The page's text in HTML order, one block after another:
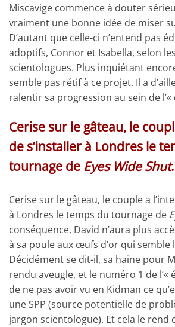
Miscavige commence à douter
vraiment une bonne idée de miser
D’autant que celle-ci n’entend pas
adoptifs, Connor et Isabella, selon
scientologues. Plus inquiétant
semble pas rétif à ce projet. Il a
ralentir sa progression au sein de l’«
Cerise sur le gâteau, le
de s’installer à Londres le
tournage de Eyes Wide Shut.
Cerise sur le gâteau, le couple a
à Londres le temps du tournage de
conséquence, David n’aura plus
à sa poule aux œufs d’or qui semble
Décidément se dit-il, sa haine pour
rendu aveugle, et le numéro 1 de l’«
de ne pas avoir vu en Kidman ce
une SPP (source potentielle de
jargon scientologue). Et cela le rend